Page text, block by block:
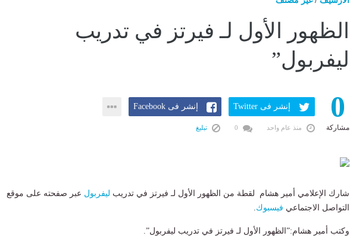
الظهور الأول لـ فيرتز في تدريب
ليفربول”
0
مشاركة
إنشر فى Twitter إنشر فى Facebook
منذ عام واحد تبليغ
شارك الإعلامي أمير هشام لقطة من الظهور الأول لـ فيرتز في تدريب ليفربول عبر صفحته على موقع
التواصل الاجتماعي فيسبوك.
وكتب أمير هشام:”الظهور الأول لـ فيرتز في تدريب ليفربول”.